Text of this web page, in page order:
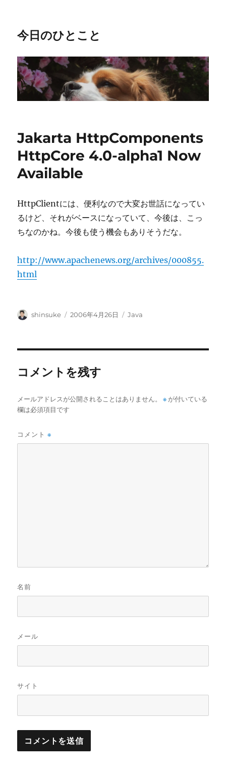
今日のひとこと
Jakarta HttpComponents
HttpCore 4.0-alpha1 Now
Available
HttpClientには、便利なので大変お世話になってい
るけど、それがベースになっていて、今後は、こっ
ちなのかね。今後も使う機会もありそうだな。
http://www.apachenews.org/archives/000855.
html
投
shinsuke
投
2006年4月26日
カ
Java
コメントを残す
メールアドレスが公開されることはありません。 ※が付いている
欄は必須項目です
コメント※
名前
メール
サイト